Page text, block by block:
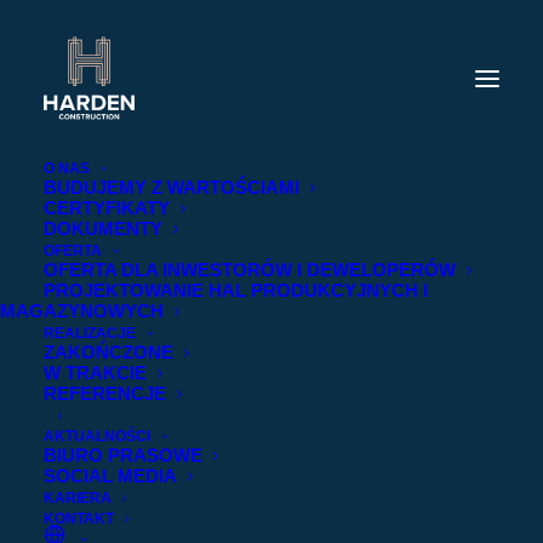
O NAS
BUDUJEMY Z WARTOŚCIAMI
CERTYFIKATY
DOKUMENTY
OFERTA
OFERTA DLA INWESTORÓW I DEWELOPERÓW
PROJEKTOWANIE HAL PRODUKCYJNYCH I
MAGAZYNOWYCH
REALIZACJE
ZAKOŃCZONE
W TRAKCIE
REFERENCJE
AKTUALNOŚCI
BIURO PRASOWE
SOCIAL MEDIA
KARIERA
KONTAKT